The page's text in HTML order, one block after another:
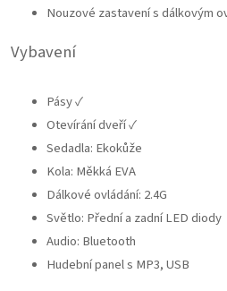
Nouzové zastavení s dálkovým
Vybavení
Pásy ✓
Otevírání dveří ✓
Sedadla: Ekokůže
Kola: Měkká EVA
Dálkové ovládání: 2.4G
Světlo: Přední a zadní LED diody
Audio: Bluetooth
Hudební panel s MP3, USB